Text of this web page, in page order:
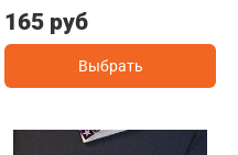
165 руб
Выбрать